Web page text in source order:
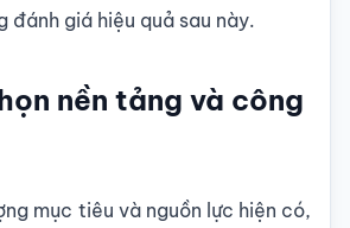
đánh giá hiệu quả sau này.
nền tảng và công
mục tiêu và nguồn lực hiện có,